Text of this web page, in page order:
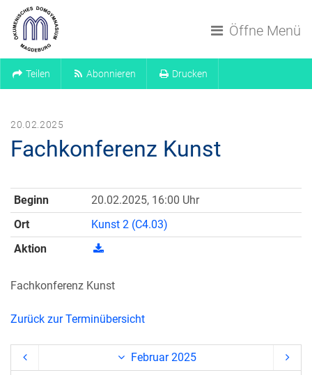
Öffne Menü
Teilen Abonnieren Drucken
20.02.2025
Fachkonferenz Kunst
Beginn
20.02.2025, 16:00 Uhr
Ort
Kunst 2 (C4.03)
Aktion
Fachkonferenz Kunst
Zurück zur Terminübersicht
Februar 2025